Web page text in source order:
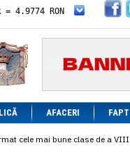
= 4.9774 RON
= 5.8304 RON
= 464.4611 RON
= 1.1933 RON
= 2.7957 RON
= 2.5449 RON
= 3.1559 RON
= 5.2813 RON
= 0.6015 RON
AFACERI
cele mai bune clase de a